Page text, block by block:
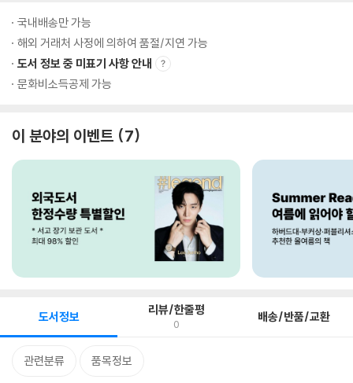
국내배송만 가능
해외 거래처 사정에 의하여 품절/지연 가능
도서 정보 중 미표기 사항 안내
문화비소득공제 가능
이 분야의 이벤트 7
도서정보 리뷰/한줄평
0 배송/반품/교환
관련분류 품목정보